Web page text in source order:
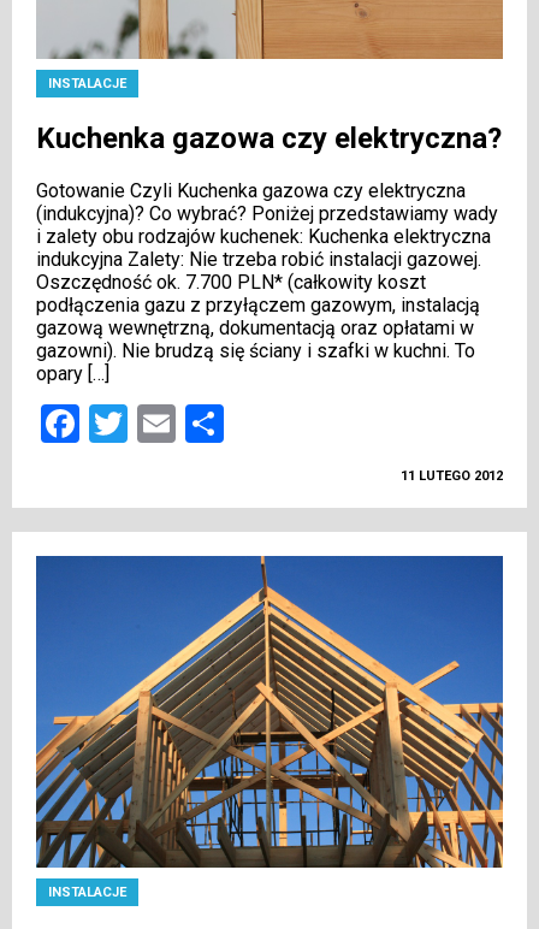
INSTALACJE
Kuchenka gazowa czy elektryczna?
Gotowanie Czyli Kuchenka gazowa czy elektryczna
(indukcyjna)? Co wybrać? Poniżej przedstawiamy wady
i zalety obu rodzajów kuchenek: Kuchenka elektryczna
indukcyjna Zalety: Nie trzeba robić instalacji gazowej.
Oszczędność ok. 7.700 PLN* (całkowity koszt
podłączenia gazu z przyłączem gazowym, instalacją
gazową wewnętrzną, dokumentacją oraz opłatami w
gazowni). Nie brudzą się ściany i szafki w kuchni. To
opary […]
Facebook
Twitter
Email
11 LUTEGO 2012
INSTALACJE